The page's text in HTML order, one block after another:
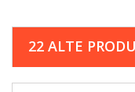
22 ALTE